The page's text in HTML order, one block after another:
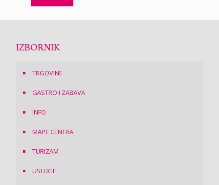
IZBORNIK
TRGOVINE
GASTRO I ZABAVA
INFO
MAPE CENTRA
TURIZAM
USLUGE